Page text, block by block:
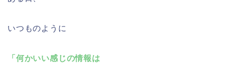
いつものように
「何かいい感じの情報は